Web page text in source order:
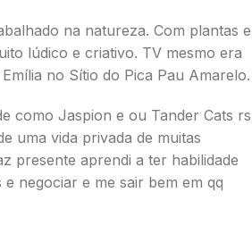
na natureza. Com plantas e
lúdico e criativo. TV mesmo era
no Sítio do Pica Pau Amarelo.
como Jaspion e ou Tander Cats rs
uma vida privada de muitas
presente aprendi a ter habilidade
negociar e me sair bem em qq